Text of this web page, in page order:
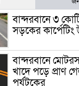
বান্দরবানে ৩
সড়কের কার্পেটিং
বান্দরবানে
খাদে পড়ে প্রাণ
পর্যটকের